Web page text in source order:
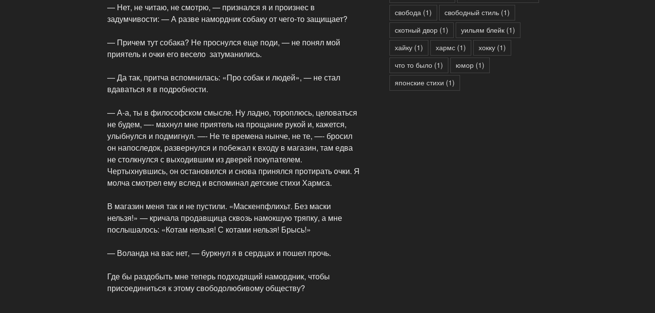
— Нет, не читаю, не смотрю, — признался я и произнес в
задумчивости: — А разве намордник собаку от чего-то защищает?
— Причем тут собака? Не проснулся еще поди, — не понял мой
приятель и очки его весело затуманились.
— Да так, притча вспомнилась: «Про собак и людей», — не стал
вдаваться я в подробности.
— А-а, ты в философском смысле. Ну ладно, тороплюсь, целоваться
не будем, —- махнул мне приятель на прощание рукой и, кажется,
улыбнулся и подмигнул. —- Не те времена нынче, не те, —- бросил
он напоследок, развернулся и побежал к входу в магазин, там едва
не столкнулся с выходившим из дверей покупателем.
Чертыхнувшись, он остановился и снова принялся протирать очки. Я
молча смотрел ему вслед и вспоминал детские стихи Хармса.
В магазин меня так и не пустили. «Маскенпфлихьт. Без маски
нельзя!» — кричала продавщица сквозь намокшую тряпку, а мне
послышалось: «Котам нельзя! С котами нельзя! Брысь!»
— Воланда на вас нет, — буркнул я в сердцах и пошел прочь.
Где бы раздобыть мне теперь подходящий намордник, чтобы
присоединиться к этому свободолюбивому обществу?
свобода (1) свободный стиль(1)
скотный двор(1) уильям блейк(1)
хайку(1) хармс(1) хокку(1)
что то было(1) юмор(1)
японские стихи (1)